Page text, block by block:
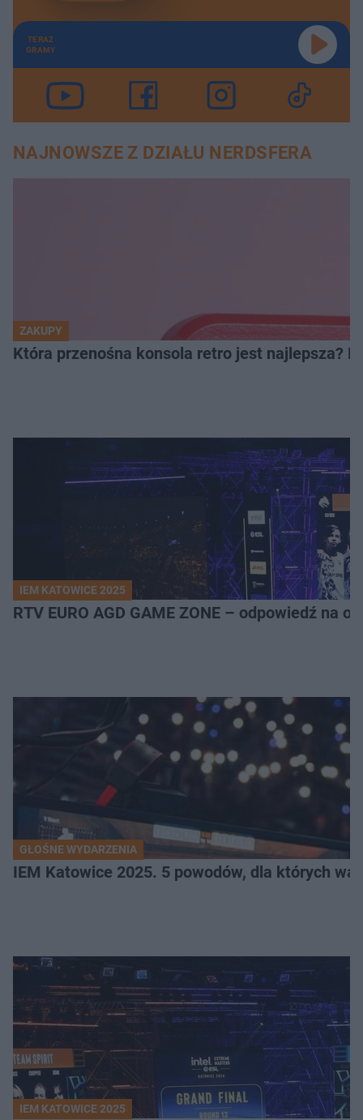
TERAZ
GRAMY
NAJNOWSZE Z DZIAŁU NERDSFERA
ZAKUPY
Która przenośna konsola retro jest najlepsza?
IEM KATOWICE 2025
RTV EURO AGD GAME ZONE – odpowiedź na
GŁOŚNE WYDARZENIA
IEM Katowice 2025. 5 powodów, dla których
IEM KATOWICE 2025